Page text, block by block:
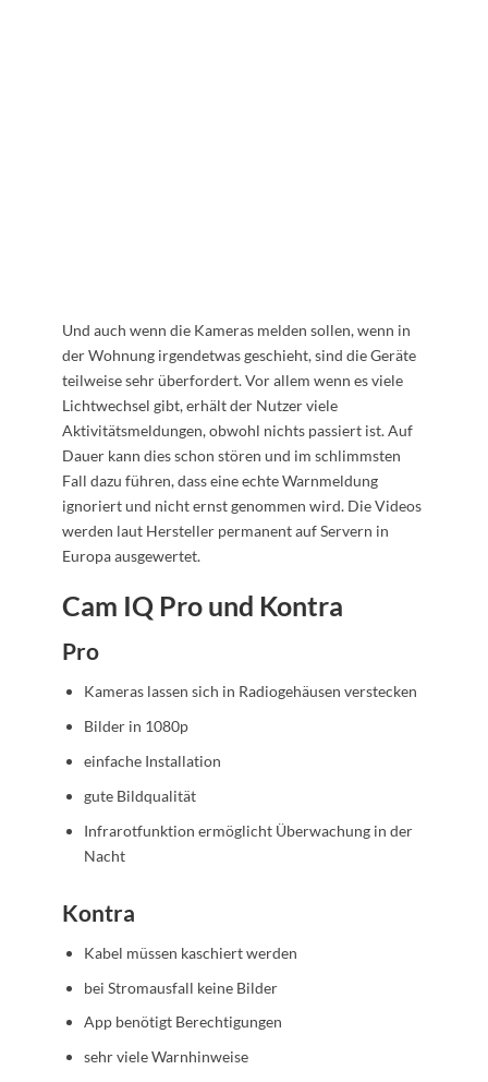
Und auch wenn die Kameras melden sollen, wenn in
der Wohnung irgendetwas geschieht, sind die Geräte
teilweise sehr überfordert. Vor allem wenn es viele
Lichtwechsel gibt, erhält der Nutzer viele
Aktivitätsmeldungen, obwohl nichts passiert ist. Auf
Dauer kann dies schon stören und im schlimmsten
Fall dazu führen, dass eine echte Warnmeldung
ignoriert und nicht ernst genommen wird. Die Videos
werden laut Hersteller permanent auf Servern in
Europa ausgewertet.
Cam IQ Pro und Kontra
Pro
Kameras lassen sich in Radiogehäusen verstecken
Bilder in 1080p
einfache Installation
gute Bildqualität
Infrarotfunktion ermöglicht Überwachung in der
Nacht
Kontra
Kabel müssen kaschiert werden
bei Stromausfall keine Bilder
App benötigt Berechtigungen
sehr viele Warnhinweise